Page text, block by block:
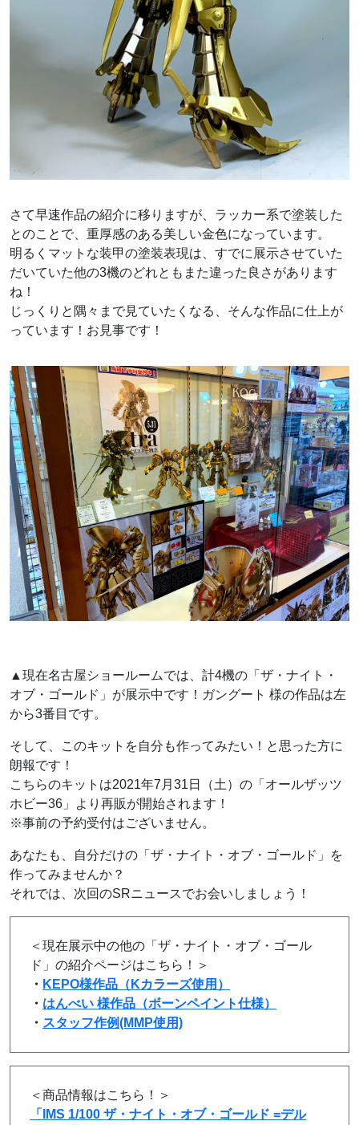
さて早速作品の紹介に移りますが、ラッカー系で塗装した
とのことで、重厚感のある美しい金色になっています。
明るくマットな装甲の塗装表現は、すでに展示させていた
だいていた他の3機のどれともまた違った良さがあります
ね！
じっくりと隅々まで見ていたくなる、そんな作品に仕上が
っています！お見事です！
▲現在名古屋ショールームでは、計4機の「ザ・ナイト・
オブ・ゴールド」が展示中です！ガングート 様の作品は左
から3番目です。
そして、このキットを自分も作ってみたい！と思った方に
朗報です！
こちらのキットは2021年7月31日（土）の「オールザッツ
ホビー36」より再販が開始されます！
※事前の予約受付はございません。
あなたも、自分だけの「ザ・ナイト・オブ・ゴールド」を
作ってみませんか？
それでは、次回のSRニュースでお会いしましょう！
＜現在展示中の他の「ザ・ナイト・オブ・ゴール
ド」の紹介ページはこちら！＞
・ KEPO様作品（Kカラーズ使用）
・ はんべい 様作品（ボーンペイント仕様）
・ スタッフ作例(MMP使用)
＜商品情報はこちら！＞
「IMS 1/100 ザ・ナイト・オブ・ゴールド =デル